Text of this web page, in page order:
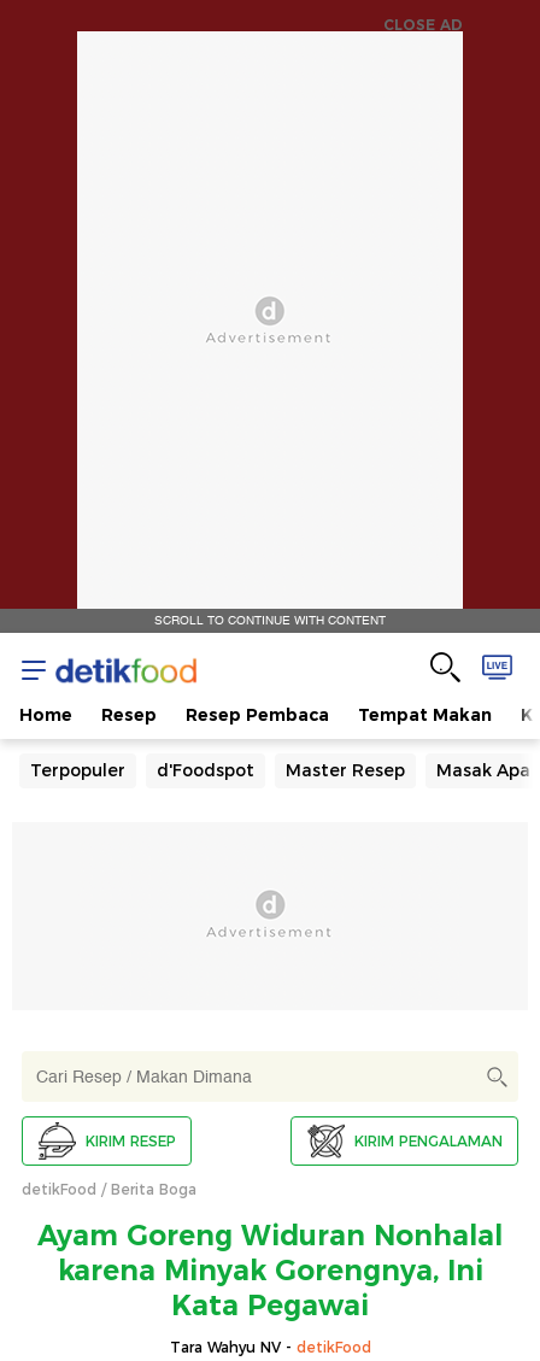
CLOSE AD
SCROLL TO CONTINUE WITH CONTENT
Home Resep Resep Pembaca Tempat Makan
Terpopuler d'Foodspot Master Resep Masak Apa
KIRIM RESEP KIRIM PENGALAMAN
detikFood Berita Boga
Ayam Goreng Widuran Nonhalal
karena Minyak Gorengnya, Ini
Kata Pegawai
Tara Wahyu NV - detikFood